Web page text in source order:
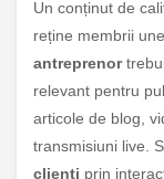
Un conținut de
reține membrii
antreprenor
relevant pentru
articole de blog,
transmisiuni live.
clienți prin